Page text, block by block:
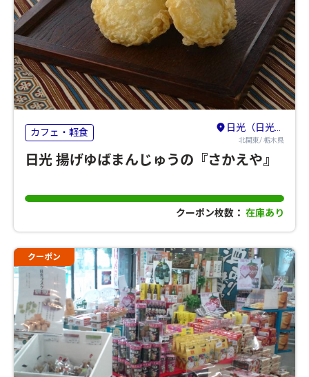
カフェ・軽食 日光（日光・鬼怒川・湯西川・今市・足尾）
北関東/ 栃木県
日光 揚げゆばまんじゅうの『さかえや』
クーポン枚数： 在庫あり
クーポン